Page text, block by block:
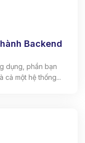
Backend
dụng, phần bạn
cả một hệ thống...